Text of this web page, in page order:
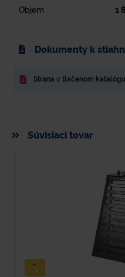
Objem
1
Dokumenty k
Strana v tlačenom
Súvisiaci tovar